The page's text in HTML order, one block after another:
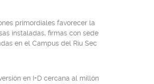
primordiales favorecer la
instaladas, firmas con sede
en el Campus del Riu Sec
en I+D cercana al millón